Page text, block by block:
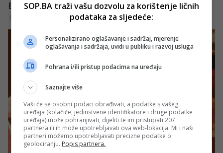
SOP.BA traži vašu dozvolu za korištenje ličnih
podataka za sljedeće:
Personalizirano oglašavanje i sadržaj, mjerenje
oglašavanja i sadržaja, uvidi u publiku i razvoj usluga
Pohrana i/ili pristup podacima na uređaju
Saznajte više
Vaši će se osobni podaci obrađivati, a podatke s vašeg
uređaja (kolačiće, jedinstvene identifikatore i druge podatke
uređaja) može pohranjivati, dijeliti te im pristupati 207
partnera ili ih može upotrebljavati ova web-lokacija. Mi i naši
partneri možemo upotrebljavati precizne podatke o
geolociranju. Popis partnera.